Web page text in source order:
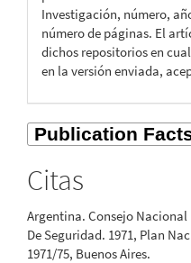
Investigación, número,
número de páginas. El
dichos repositorios en
en la versión enviada,
Citas
Argentina. Consejo
De Seguridad. 1971, Plan
1971/75, Buenos Aires.